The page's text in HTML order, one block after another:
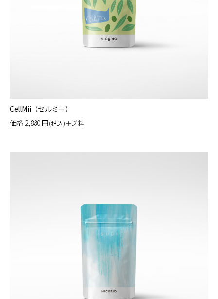
CellMii（セルミー）
価格 2,880円(税込)＋送料